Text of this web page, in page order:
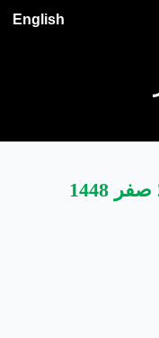
English